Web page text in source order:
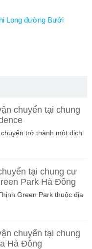
Long đường Bưởi
chuyển tại chung
trở thành một dịch
tại chung cư
Park Hà Đông
Green Park thuộc địa
chuyển tại chung
Hà Đông